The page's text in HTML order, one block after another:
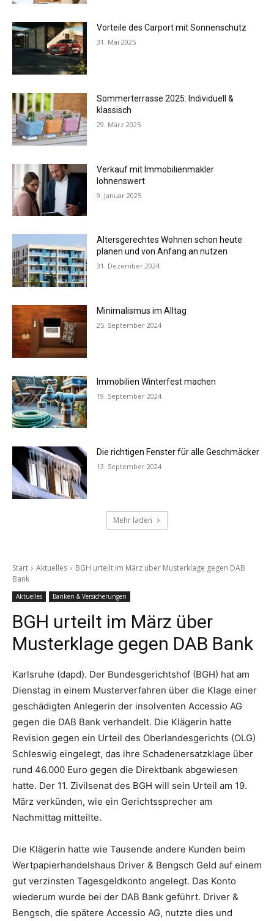
Vorteile des Carport mit Sonnenschutz
31. Mai 2025
Sommerterrasse 2025: Individuell &
klassisch
29. März 2025
Verkauf mit Immobilienmakler
lohnenswert
9. Januar 2025
Altersgerechtes Wohnen schon heute
planen und von Anfang an nutzen
31. Dezember 2024
Minimalismus im Alltag
25. September 2024
Immobilien Winterfest machen
19. September 2024
Die richtigen Fenster für alle Geschmäcker
13. September 2024
Mehr laden